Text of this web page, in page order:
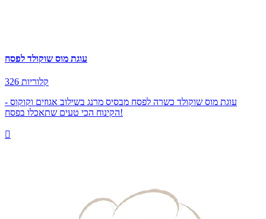
עוגת מוס שוקולד לפסח
326 קלוריות
עוגת מוס שוקולד כשרה לפסח מבסיס מרנג בשילוב אגוזים וקוקוס -
הקינוח הכי טעים שתאכלו בפסח!
